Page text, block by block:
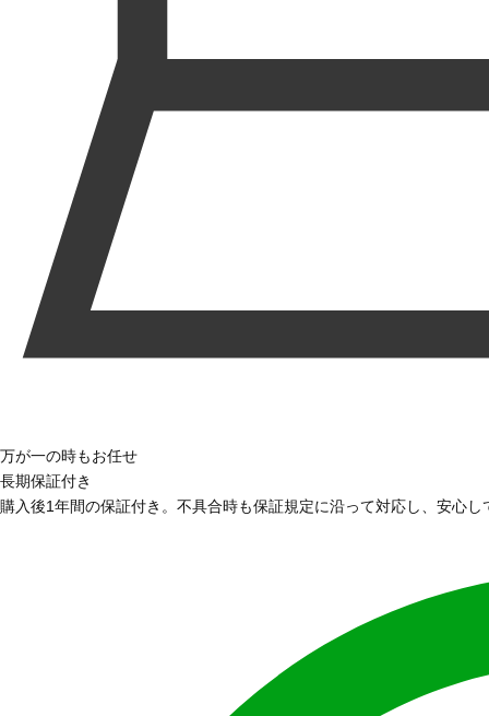
万が一の時もお任せ
長期保証付き
購入後1年間の保証付き。不具合時も保証規定に沿って対応し、安心